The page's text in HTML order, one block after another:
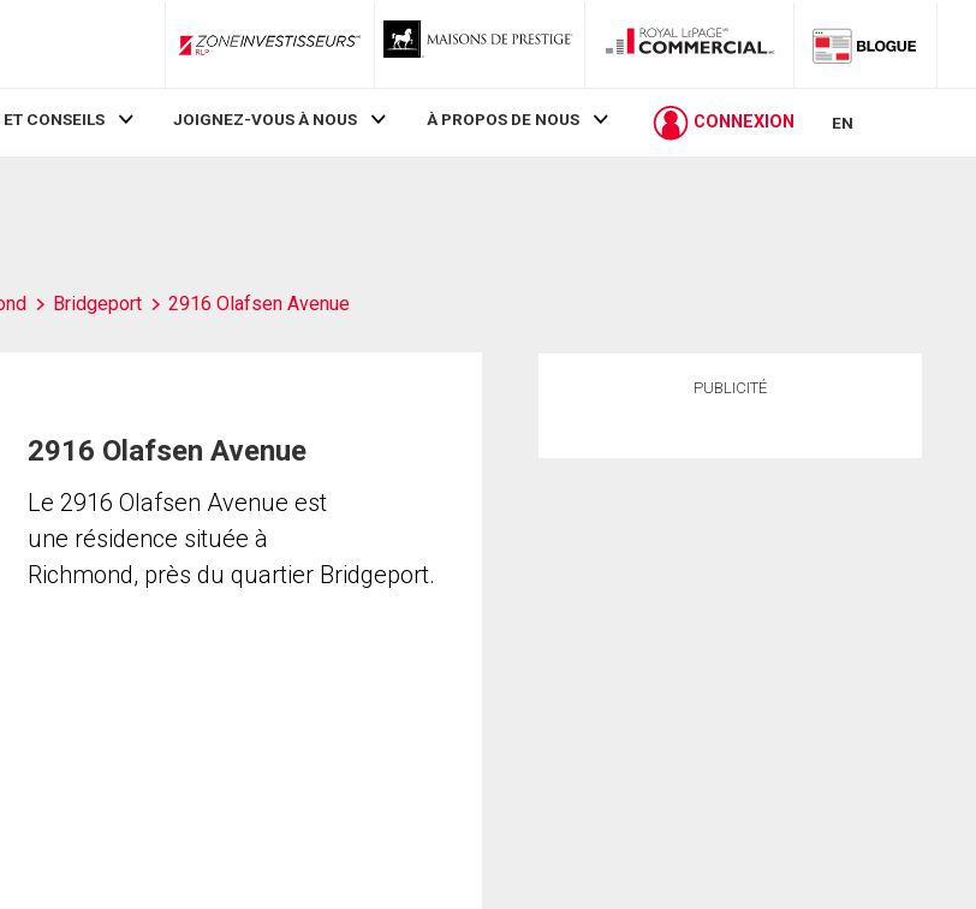
ZoneInvestisseurs RLP
CONSEILS JOIGNEZ-VOUS À NOUS À PROPOS DE NOUS CONNEXION EN
Bridgeport 2916 Olafsen Avenue
2916 Olafsen Avenue
Le 2916 Olafsen Avenue est
une résidence située à
Richmond, près du quartier Bridgeport.
PUBLICITÉ